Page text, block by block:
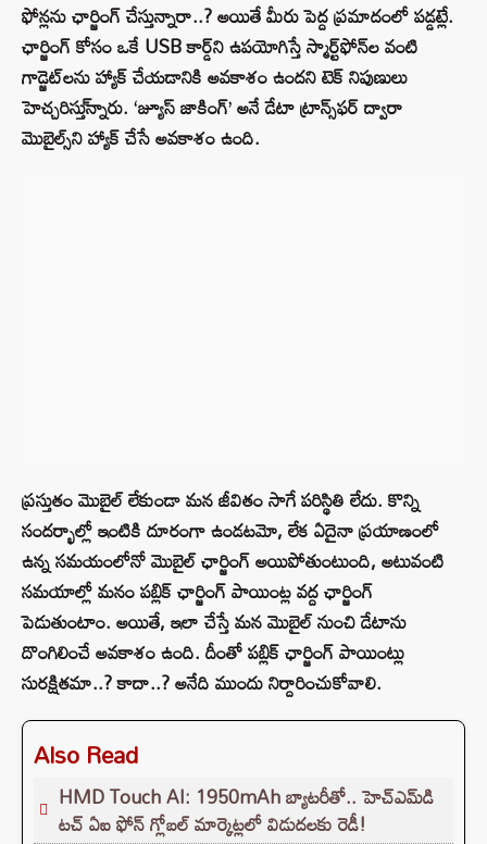
ఫోన్లను ఛార్జింగ్ చేస్తున్నారా..? అయితే మీరు పెద్ద ప్రమాదంలో పడ్డట్లే.
ఛార్జింగ్ కోసం ఒకే USB కార్డ్‌ని ఉపయోగిస్తే స్మార్ట్‌ఫోన్‌ల వంటి
గాడ్జెట్‌లను హ్యాక్ చేయడానికి అవకాశం ఉందని టెక్ నిపుణులు
హెచ్చరిస్తు్న్నారు. ‘జ్యూస్ జాకింగ్’ అనే డేటా ట్రాన్స్‌ఫర్ ద్వారా
మొబైల్స్‌ని హ్యాక్ చేసే అవకాశం ఉంది.
ప్రస్తుతం మొబైల్ లేకుండా మన జీవితం సాగే పరిస్థితి లేదు. కొన్ని
సందర్భాల్లో ఇంటికి దూరంగా ఉండటమో, లేక ఏదైనా ప్రయాణంలో
ఉన్న సమయంలోనో మొబైల్ ఛార్జింగ్ అయిపోతుంటుంది, అటువంటి
సమయాల్లో మనం పబ్లిక్ ఛార్జింగ్ పాయింట్ల వద్ద ఛార్జింగ్
పెడుతుంటాం. అయితే, ఇలా చేస్తే మన మొబైల్ నుంచి డేటాను
దొంగిలించే అవకాశం ఉంది. దీంతో పబ్లిక్ ఛార్జింగ్ పాయింట్లు
సురక్షితమా..? కాదా..? అనేది ముందు నిర్దారించుకోవాలి.
Also Read
HMD Touch AI: 1950mAh బ్యాటరీతో.. హెచ్‌ఎమ్‌డి
టచ్ ఏఐ ఫోన్ గ్లోబల్ మార్కెట్లలో విడుదలకు రెడీ!